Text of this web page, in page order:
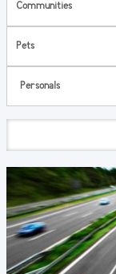
Communities
Pets
Personals